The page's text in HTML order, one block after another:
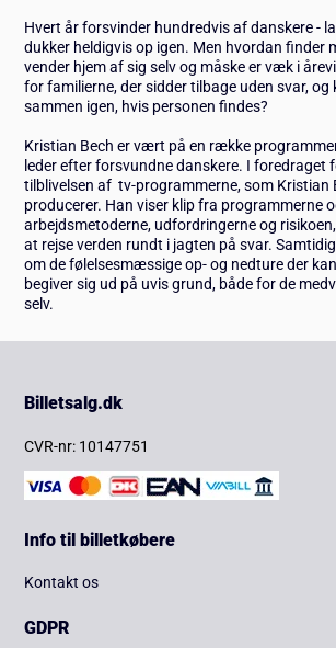
Hvert år forsvinder hundredvis af danskere -
dukker heldigvis op igen. Men hvordan finder
vender hjem af sig selv og måske er væk i
for familierne, der sidder tilbage uden svar,
sammen igen, hvis personen findes?
Kristian Bech er vært på en række
leder efter forsvundne danskere. I
tilblivelsen af tv-programmerne, som Kristian
producerer. Han viser klip fra programmerne
arbejdsmetoderne, udfordringerne og
at rejse verden rundt i jagten på svar.
om de følelsesmæssige op- og nedture der
begiver sig ud på uvis grund, både for de
selv.
Billetsalg.dk
CVR-nr: 10147751
Info til billetkøbere
Kontakt os
GDPR